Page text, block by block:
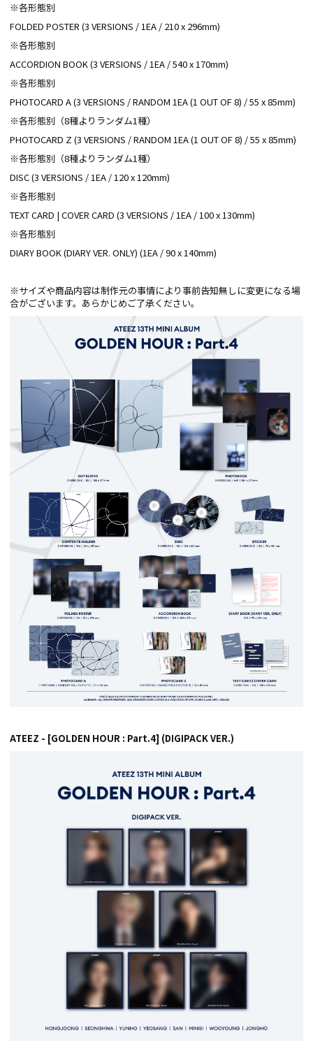
※各形態別
FOLDED POSTER (3 VERSIONS / 1EA / 210 x 296mm)
※各形態別
ACCORDION BOOK (3 VERSIONS / 1EA / 540 x 170mm)
※各形態別
PHOTOCARD A (3 VERSIONS / RANDOM 1EA (1 OUT OF 8) / 55 x 85mm)
※各形態別（8種よりランダム1種）
PHOTOCARD Z (3 VERSIONS / RANDOM 1EA (1 OUT OF 8) / 55 x 85mm)
※各形態別（8種よりランダム1種）
DISC (3 VERSIONS / 1EA / 120 x 120mm)
※各形態別
TEXT CARD | COVER CARD (3 VERSIONS / 1EA / 100 x 130mm)
※各形態別
DIARY BOOK (DIARY VER. ONLY) (1EA / 90 x 140mm)
※サイズや商品内容は制作元の事情により事前告知無しに変更になる場
合がございます。あらかじめご了承ください。
ATEEZ - [GOLDEN HOUR : Part.4] (DIGIPACK VER.)